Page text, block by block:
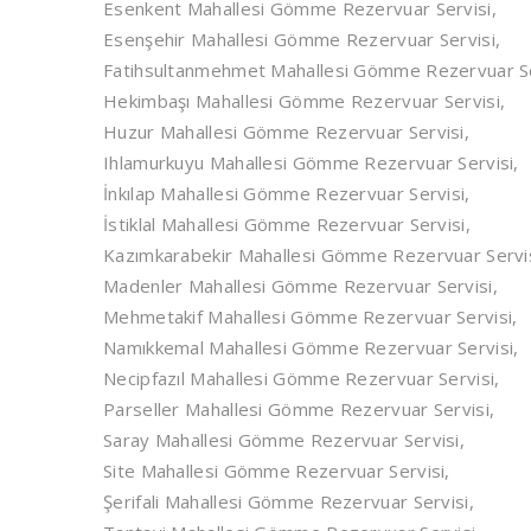
Esenkent Mahallesi Gömme Rezervuar Servisi,
Esenşehir Mahallesi Gömme Rezervuar Servisi,
Fatihsultanmehmet Mahallesi Gömme Rezervuar
Hekimbaşı Mahallesi Gömme Rezervuar Servisi,
Huzur Mahallesi Gömme Rezervuar Servisi,
Ihlamurkuyu Mahallesi Gömme Rezervuar Servisi,
İnkılap Mahallesi Gömme Rezervuar Servisi,
İstiklal Mahallesi Gömme Rezervuar Servisi,
Kazımkarabekir Mahallesi Gömme Rezervuar
Madenler Mahallesi Gömme Rezervuar Servisi,
Mehmetakif Mahallesi Gömme Rezervuar Servisi,
Namıkkemal Mahallesi Gömme Rezervuar Servisi,
Necipfazıl Mahallesi Gömme Rezervuar Servisi,
Parseller Mahallesi Gömme Rezervuar Servisi,
Saray Mahallesi Gömme Rezervuar Servisi,
Site Mahallesi Gömme Rezervuar Servisi,
Şerifali Mahallesi Gömme Rezervuar Servisi,